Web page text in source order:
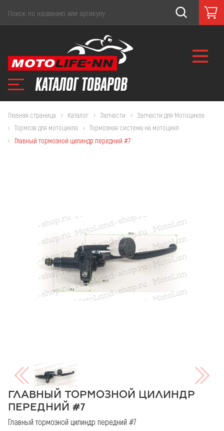
Главная страница Каталог Запчасти
Запчасти для Мотоцикла
Тормоза для мотоцикла
Тормозная система на мотоцикл
Главный тормозной цилиндр передний #7
ГЛАВНЫЙ ТОРМОЗНОЙ ЦИЛИНДР
ПЕРЕДНИЙ #7
Главный тормозной цилиндр передний #7